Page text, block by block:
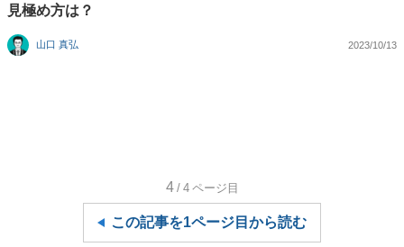
見極め方は？
山口 真弘 2023/10/13
4 /4 ページ目
この記事を1ページ目から読む